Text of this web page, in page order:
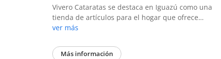
Vivero Cataratas se destaca en Iguazú como una
tienda de artículos para el hogar que ofrece…
ver más
Más información